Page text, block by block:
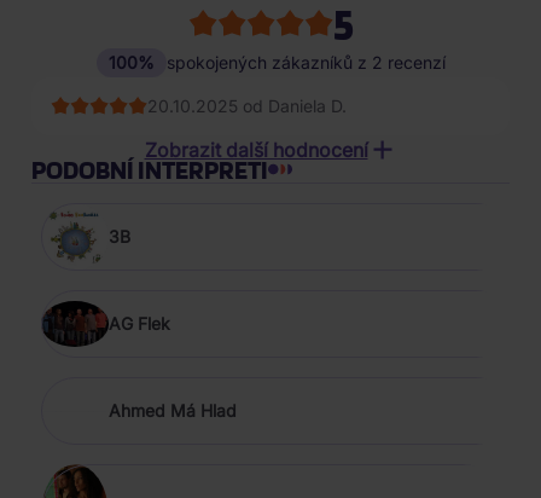
5
100% spokojených zákazníků z 2 recenzí
20.10.2025 od Daniela D.
Zobrazit další hodnocení
26.04.2021 od Lenka P*******
PODOBNÍ INTERPRETI
3B
AG Flek
Ahmed Má Hlad